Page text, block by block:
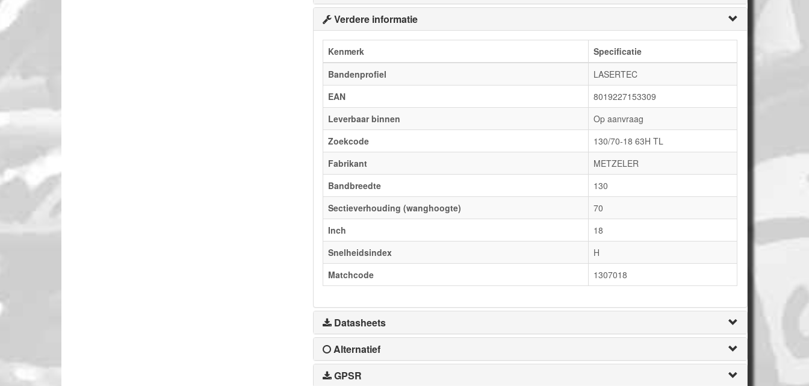
Verdere informatie
Kenmerk
Specificatie
Bandenprofiel
LASERTEC
EAN
8019227153309
Leverbaar binnen
Op aanvraag
Zoekcode
130/70-18 63H TL
Fabrikant
METZELER
Bandbreedte
130
Sectieverhouding (wanghoogte)
70
Inch
18
Snelheidsindex
H
Matchcode
1307018
Datasheets
Alternatief
GPSR